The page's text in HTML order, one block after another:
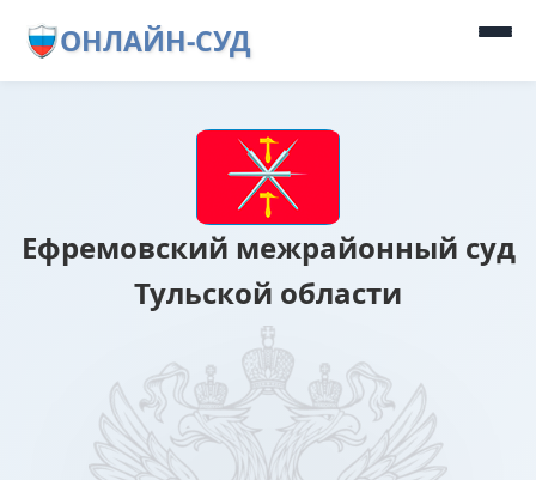
ОНЛАЙН-СУД
Ефремовский межрайонный суд
Тульской области